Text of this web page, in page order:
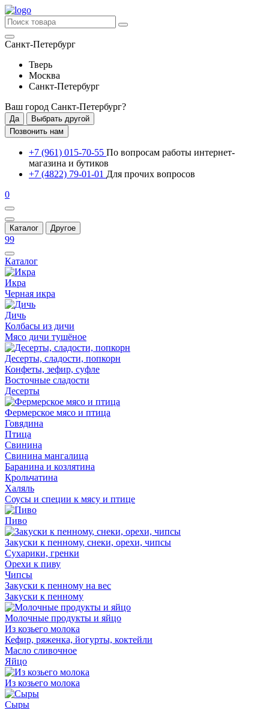
Санкт-Петербург
Тверь
Москва
Санкт-Петербург
Ваш город Санкт-Петербург?
Да
Выбрать другой
Позвонить нам
+7 (961) 015-70-55 По вопросам работы интернет-
магазина и бутиков
+7 (4822) 79-01-01 Для прочих вопросов
0
Каталог Другое
99
Каталог
Икра
Черная икра
Дичь
Колбасы из дичи
Мясо дичи тушёное
Десерты, сладости, попкорн
Конфеты, зефир, суфле
Восточные сладости
Десерты
Фермерское мясо и птица
Говядина
Птица
Свинина
Свинина мангалица
Баранина и козлятина
Крольчатина
Халяль
Соусы и специи к мясу и птице
Пиво
Закуски к пенному, снеки, орехи, чипсы
Сухарики, гренки
Орехи к пиву
Чипсы
Закуски к пенному на вес
Закуски к пенному
Молочные продукты и яйцо
Из козьего молока
Кефир, ряженка, йогурты, коктейли
Масло сливочное
Яйцо
Из козьего молока
Сыры